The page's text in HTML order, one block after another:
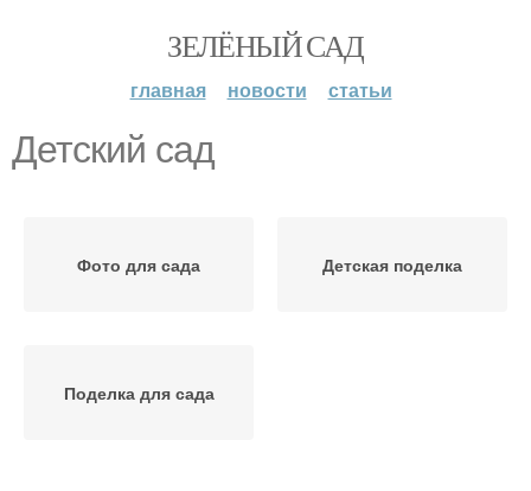
ЗЕЛЁНЫЙ САД
главная новости статьи
Детский сад
Фото для сада Детская поделка
Поделка для сада